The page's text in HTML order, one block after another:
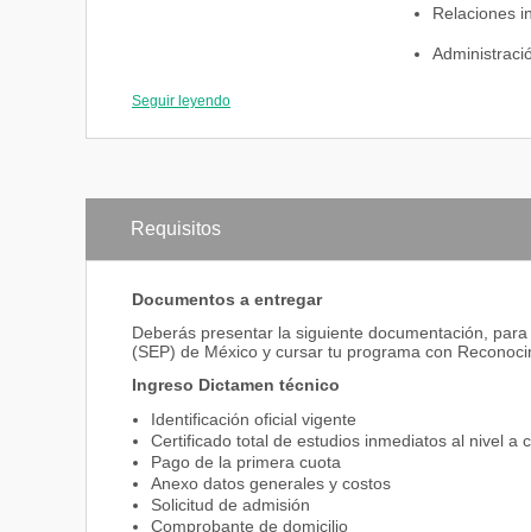
El alumno cursará las materias del área deRelaciones
Principios
Formulación
Seguir leyendo
Requisitos
Documentos a entregar
Deberás presentar la siguiente documentación,
(SEP) de México y cursar tu programa con
Ingreso Dictamen técnico
Identificación oficial vigente
Certificado total de estudios inmediatos al nivel a
Pago de la primera cuota
Anexo datos generales y costos
Solicitud de admisión
Comprobante de domicilio